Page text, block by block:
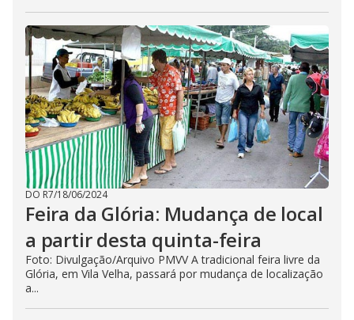
DO R7/18/06/2024
Feira da Glória: Mudança de local
a partir desta quinta-feira
Foto: Divulgação/Arquivo PMVV A tradicional feira livre da
Glória, em Vila Velha, passará por mudança de localização
a...